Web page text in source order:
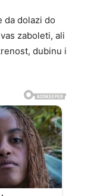
da dolazi do
zaboleti, ali
dubinu i